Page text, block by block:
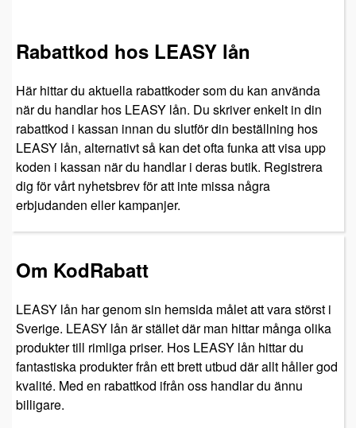
Rabattkod hos LEASY lån
Här hittar du aktuella rabattkoder som du kan använda
när du handlar hos LEASY lån. Du skriver enkelt in din
rabattkod i kassan innan du slutför din beställning hos
LEASY lån, alternativt så kan det ofta funka att visa upp
koden i kassan när du handlar i deras butik. Registrera
dig för vårt nyhetsbrev för att inte missa några
erbjudanden eller kampanjer.
Om KodRabatt
LEASY lån har genom sin hemsida målet att vara störst i
Sverige. LEASY lån är stället där man hittar många olika
produkter till rimliga priser. Hos LEASY lån hittar du
fantastiska produkter från ett brett utbud där allt håller god
kvalité. Med en rabattkod ifrån oss handlar du ännu
billigare.